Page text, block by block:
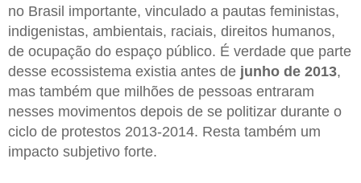
no Brasil importante, vinculado a pautas feministas,
indigenistas, ambientais, raciais, direitos humanos,
de ocupação do espaço público. É verdade que parte
desse ecossistema existia antes de junho de 2013,
mas também que milhões de pessoas entraram
nesses movimentos depois de se politizar durante o
ciclo de protestos 2013-2014. Resta também um
impacto subjetivo forte.